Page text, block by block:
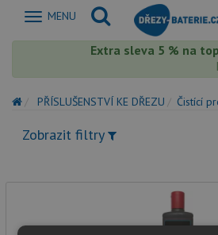
Zobrazit
MENU
Extra sleva 5 % na
PŘÍSLUŠENSTVÍ KE DŘEZU Čistící
Zobrazit filtry